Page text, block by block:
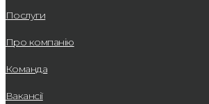
Послуги
Про компанію
Команда
Вакансії